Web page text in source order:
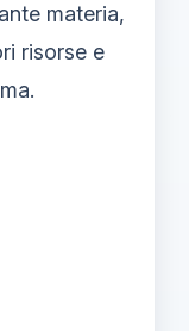
materia,
risorse e